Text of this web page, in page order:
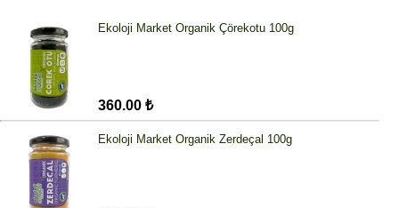
Ekoloji Market Organik Çörekotu 100g
360.00 ₺
Ekoloji Market Organik Zerdeçal 100g